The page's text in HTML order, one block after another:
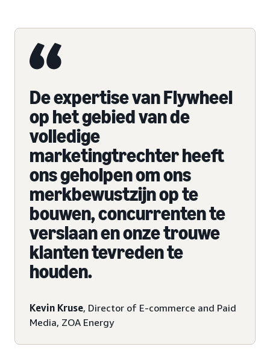
De expertise van Flywheel
op het gebied van de
volledige
marketingtrechter heeft
ons geholpen om ons
merkbewustzijn op te
bouwen, concurrenten te
verslaan en onze trouwe
klanten tevreden te
houden.
Kevin Kruse, Director of E-commerce and Paid
Media, ZOA Energy